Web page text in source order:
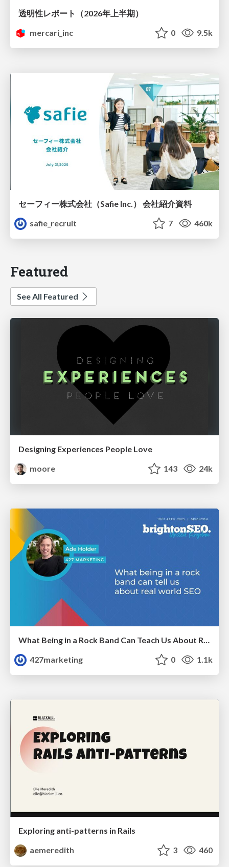
透明性レポート（2026年上半期）
mercari_inc
0 9.5k
セーフィー株式会社（Safie Inc.） 会社紹介資料
safie_recruit
7 460k
Featured
See All Featured
Designing Experiences People Love
moore
143 24k
What Being in a Rock Band Can Teach Us About Real World SEO
427marketing
0 1.1k
Exploring anti-patterns in Rails
aemeredith
3 460